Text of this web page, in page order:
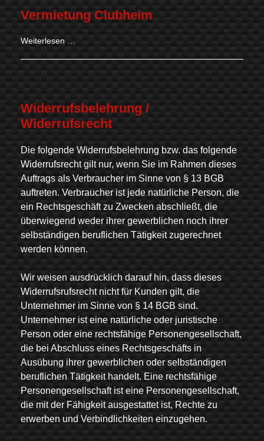
Vermietung Clubheim
Weiterlesen …
Widerrufsbelehrung /
Widerrufsrecht
Die folgende Widerrufsbelehrung bzw. das folgende
Widerrufsrecht gilt nur, wenn Sie im Rahmen dieses
Auftrags als Verbraucher im Sinne von § 13 BGB
auftreten. Verbraucher ist jede natürliche Person, die
ein Rechtsgeschäft zu Zwecken abschließt, die
überwiegend weder ihrer gewerblichen noch ihrer
selbständigen beruflichen Tätigkeit zugerechnet
werden können.
Wir weisen ausdrücklich darauf hin, dass dieses
Widerrufsrufsrecht nicht für Kunden gilt, die
Unternehmer im Sinne von § 14 BGB sind.
Unternehmer ist eine natürliche oder juristische
Person oder eine rechtsfähige Personengesellschaft,
die bei Abschluss eines Rechtsgeschäfts in
Ausübung ihrer gewerblichen oder selbständigen
beruflichen Tätigkeit handelt. Eine rechtsfähige
Personengesellschaft ist eine Personengesellschaft,
die mit der Fähigkeit ausgestattet ist, Rechte zu
erwerben und Verbindlichkeiten einzugehen.